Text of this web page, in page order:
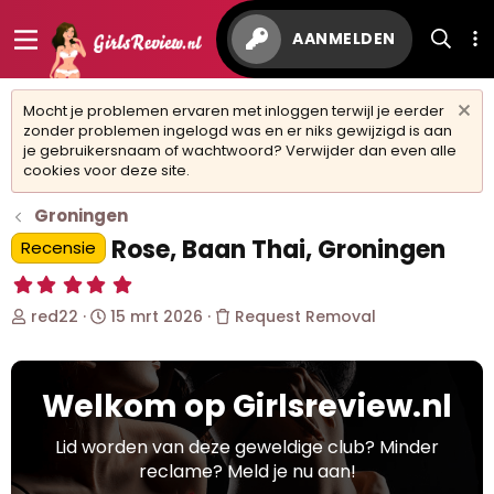
AANMELDEN
Mocht je problemen ervaren met inloggen terwijl je eerder
zonder problemen ingelogd was en er niks gewijzigd is aan
je gebruikersnaam of wachtwoord? Verwijder dan even alle
cookies voor deze site.
Groningen
Recensie
Rose, Baan Thai, Groningen
5
0
t
e
r
(
r
e
n
O
d
p
red22
S
a
t
d
a
15 mrt 2026 Request Removal
Welkom op Girlsreview.nl
Lid worden van deze geweldige club? Minder
reclame? Meld je nu aan!